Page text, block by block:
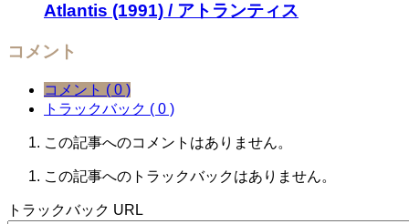
Atlantis (1991) / アトランティス
コメント
コメント ( 0 )
トラックバック ( 0 )
この記事へのコメントはありません。
この記事へのトラックバックはありません。
トラックバック URL